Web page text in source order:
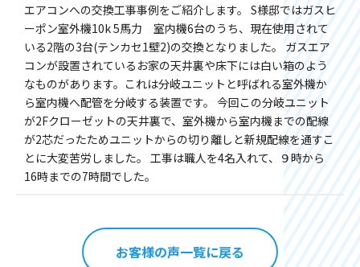
エアコンへの交換工事事例をご紹介します。 S様邸ではガスヒ
ーポン室外機10k 5馬力 室内機6台のうち、現在使用されて
いる2階の3台(テンカセ1壁2)の交換となりました。 ガスエア
コンが設置されているお家の天井裏や床下には白い箱のよう
なものがあります。これは分岐ユニットと呼ばれる室外機か
ら室内機へ配管を分岐する装置です。 今回この分岐ユニット
が2Fクローゼットの天井裏で、室外機から室内機までの配線
が2芯だったためユニットからの切り離しと新規配線を通すこ
とに大変苦労しました。 工事は職人を4名入れて、９時から
16時までの7時間でした。
お客様の声一覧に戻る